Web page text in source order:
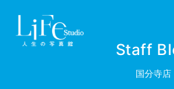
Staff
国分寺店